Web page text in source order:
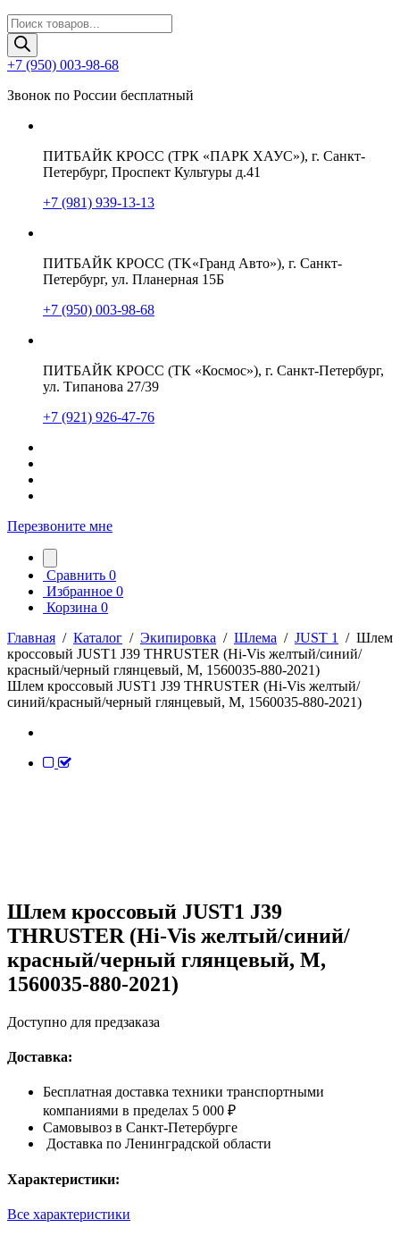
Поиск
товаров
+7 (950) 003-98-68
Звонок по России бесплатный
ПИТБАЙК КРОСС (ТРК «ПАРК ХАУС»), г. Санкт-
Петербург, Проспект Культуры д.41
+7 (981) 939-13-13
ПИТБАЙК КРОСС (TK«Гранд Авто»), г. Санкт-
Петербург, ул. Планерная 15Б
+7 (950) 003-98-68
ПИТБАЙК КРОСС (ТК «Космос»), г. Санкт-Петербург,
ул. Типанова 27/39
+7 (921) 926-47-76
Перезвоните мне
Сравнить 0
Избранное 0
Корзина 0
Главная / Каталог / Экипировка / Шлема / JUST 1 / Шлем
кроссовый JUST1 J39 THRUSTER (Hi-Vis желтый/синий/
красный/черный глянцевый, M, 1560035-880-2021)
Шлем кроссовый JUST1 J39 THRUSTER (Hi-Vis желтый/
синий/красный/черный глянцевый, M, 1560035-880-2021)
Шлем кроссовый JUST1 J39
THRUSTER (Hi-Vis желтый/синий/
красный/черный глянцевый, M,
1560035-880-2021)
Доступно для предзаказа
Доставка:
Бесплатная доставка техники транспортными
компаниями в пределах 5 000 ₽
Самовывоз в Санкт-Петербурге
Доставка по Ленинградской области
Характеристики:
Все характеристики